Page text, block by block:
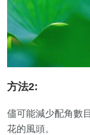
方法2:
儘可能減少配角數
花的風頭。